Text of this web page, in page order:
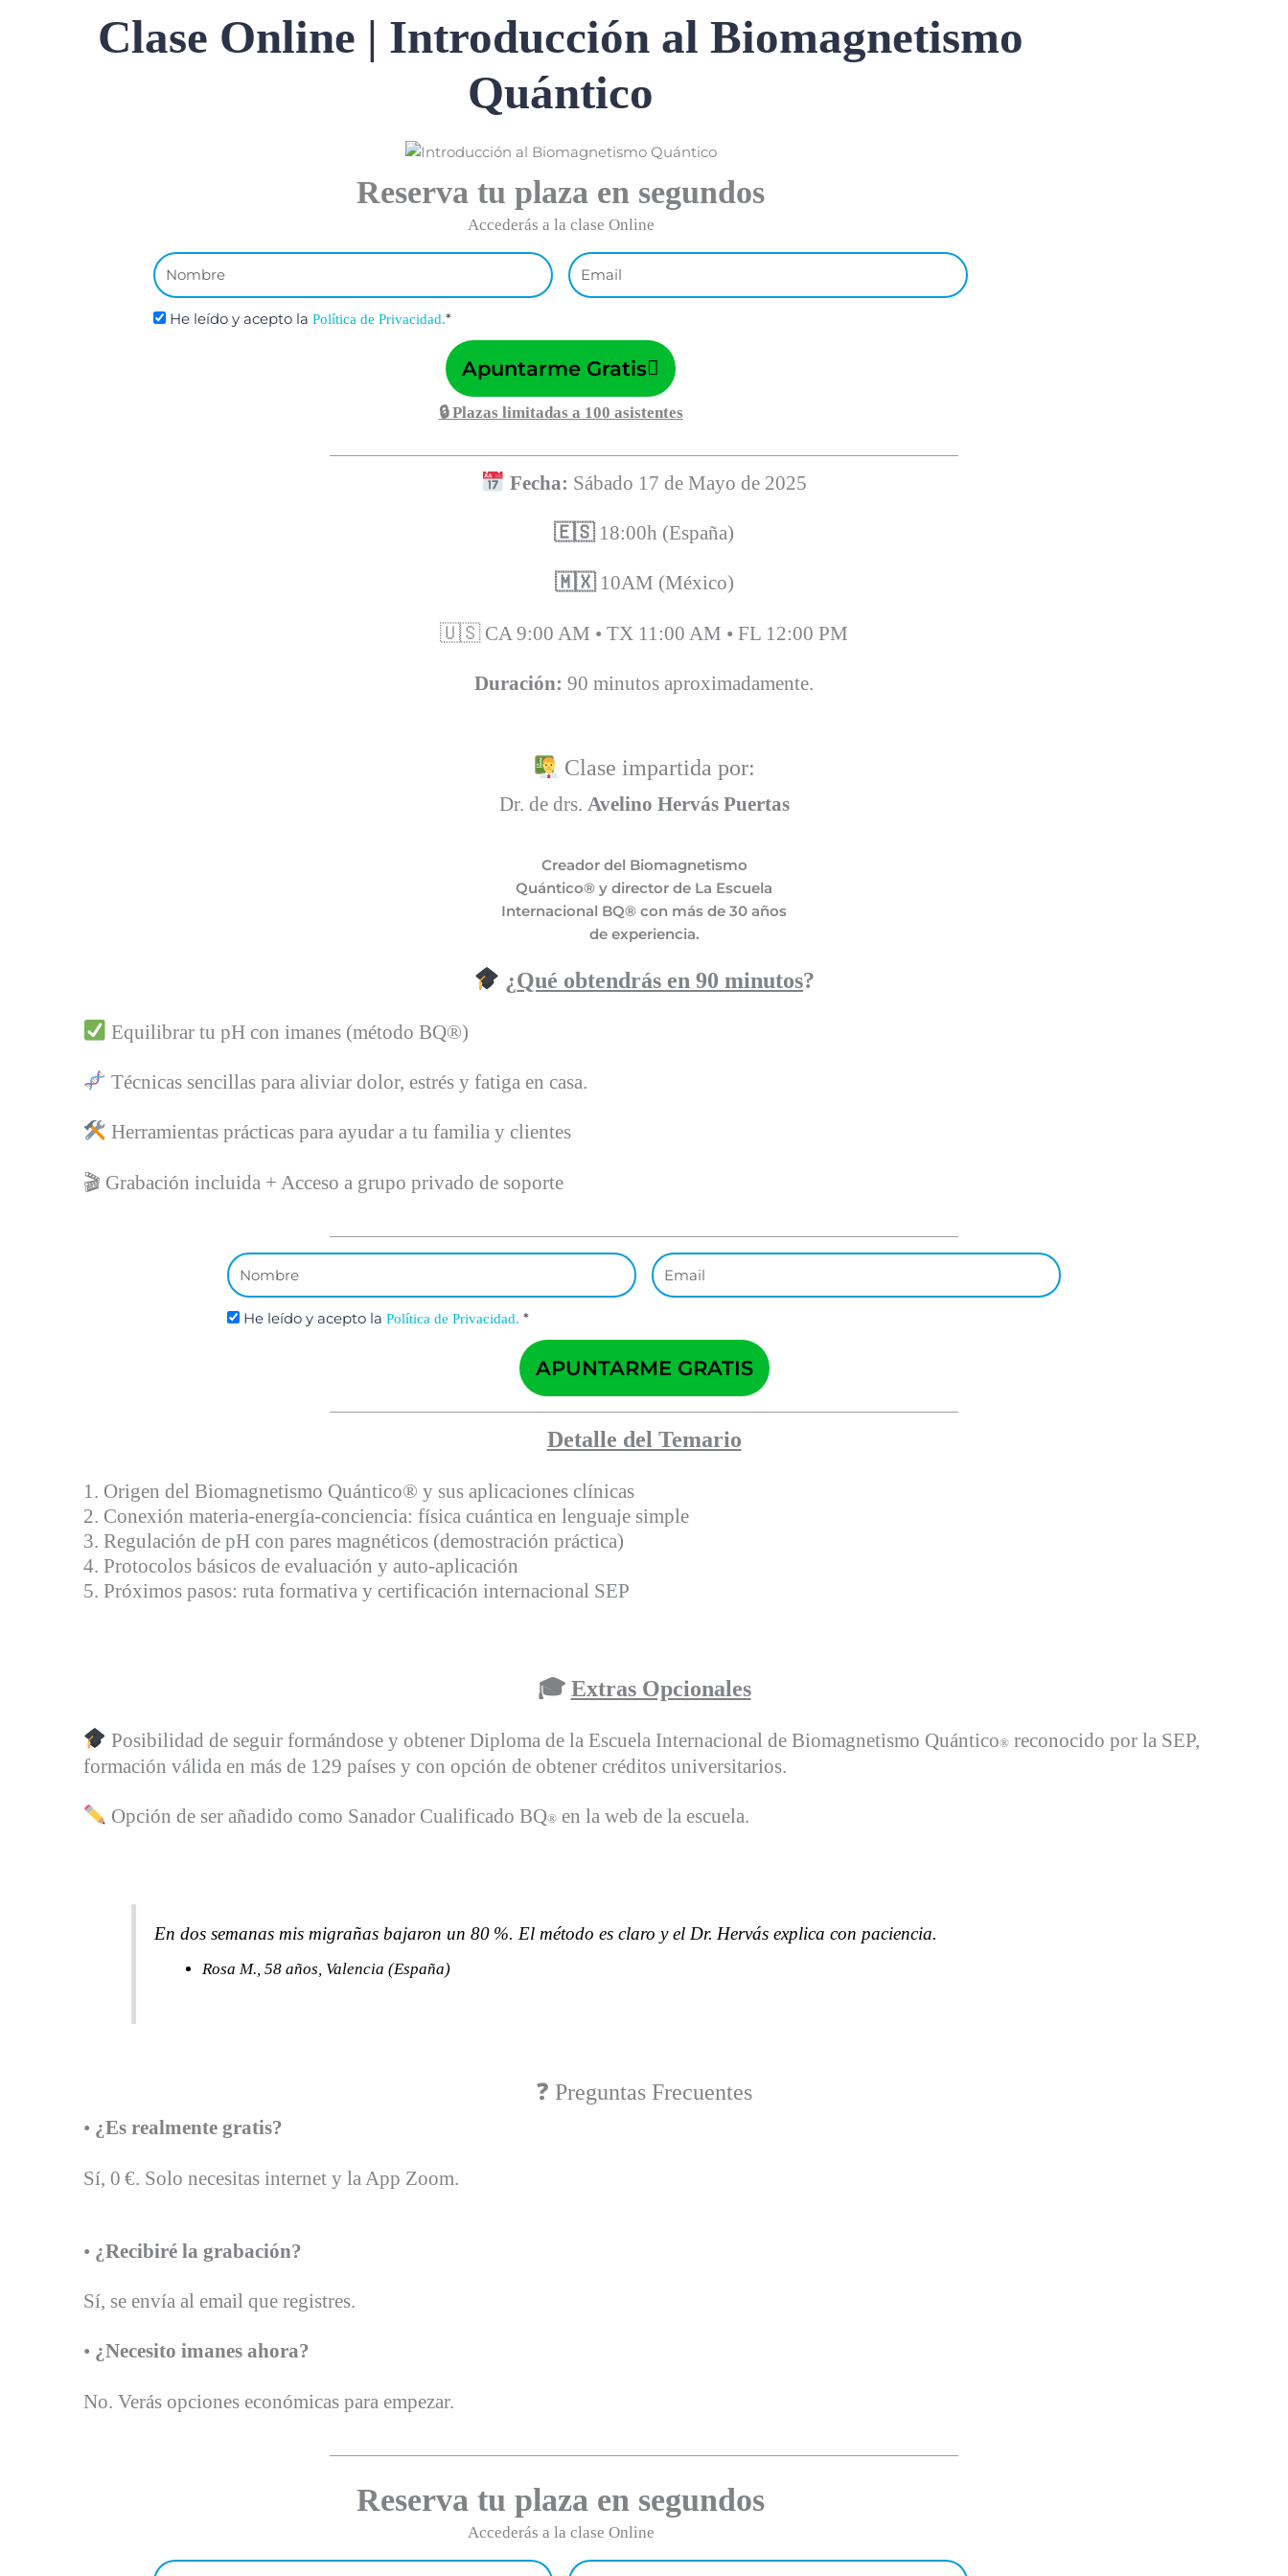
Clase Online | Introducción al Biomagnetismo
Quántico
Reserva tu plaza en segundos
Accederás a la clase Online
Nombre Email
He leído y acepto la Política de Privacidad.*
Apuntarme Gratis
🔒 Plazas limitadas a 100 asistentes
Fecha: Sábado 17 de Mayo de 2025
🇪🇸 18:00h (España)
🇲🇽 10AM (México)
🇺🇸 CA 9:00 AM • TX 11:00 AM • FL 12:00 PM
Duración: 90 minutos aproximadamente.
Clase impartida por:
Dr. de drs. Avelino Hervás Puertas
Creador del Biomagnetismo
Quántico® y director de La Escuela
Internacional BQ® con más de 30 años
de experiencia.
¿Qué obtendrás en 90 minutos?
Equilibrar tu pH con imanes (método BQ®)
Técnicas sencillas para aliviar dolor, estrés y fatiga en casa.
Herramientas prácticas para ayudar a tu familia y clientes
🎬 Grabación incluida + Acceso a grupo privado de soporte
Nombre Email
He leído y acepto la Política de Privacidad. *
APUNTARME GRATIS
Detalle del Temario
1. Origen del Biomagnetismo Quántico® y sus aplicaciones clínicas
2. Conexión materia‑energía‑conciencia: física cuántica en lenguaje simple
3. Regulación de pH con pares magnéticos (demostración práctica)
4. Protocolos básicos de evaluación y auto‑aplicación
5. Próximos pasos: ruta formativa y certificación internacional SEP
🎓 Extras Opcionales
Posibilidad de seguir formándose y obtener Diploma de la Escuela Internacional de Biomagnetismo Quántico® reconocido por la SEP,
formación válida en más de 129 países y con opción de obtener créditos universitarios.
Opción de ser añadido como Sanador Cualificado BQ® en la web de la escuela.
En dos semanas mis migrañas bajaron un 80 %. El método es claro y el Dr. Hervás explica con paciencia.
Rosa M., 58 años, Valencia (España)
❓ Preguntas Frecuentes
• ¿Es realmente gratis?
Sí, 0 €. Solo necesitas internet y la App Zoom.
• ¿Recibiré la grabación?
Sí, se envía al email que registres.
• ¿Necesito imanes ahora?
No. Verás opciones económicas para empezar.
Reserva tu plaza en segundos
Accederás a la clase Online
Nombre Email